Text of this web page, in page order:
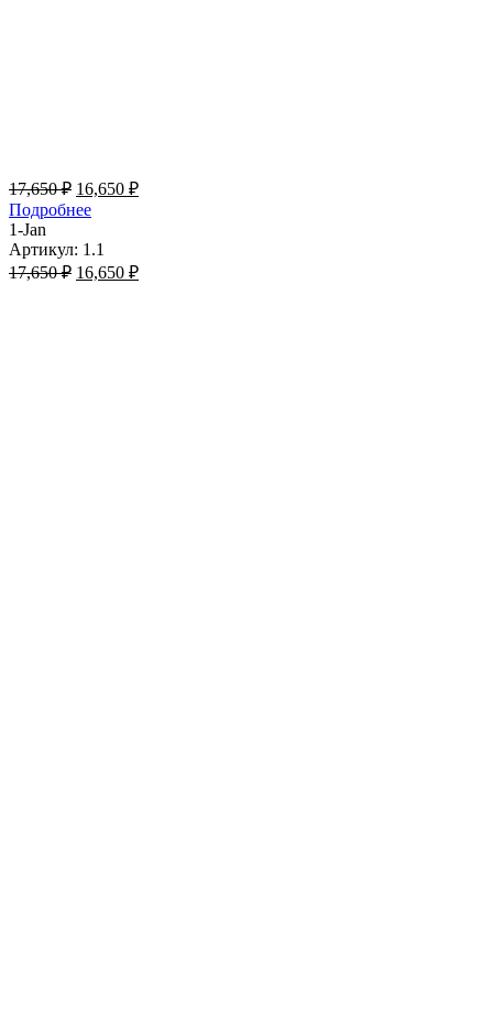
17,650₽ 16,650 ₽
Подробнее
1-Jan
Артикул: 1.1
17,650₽ 16,650 ₽